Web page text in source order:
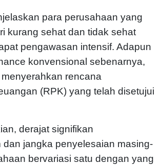
para perusahaan yang
kurang sehat dan tidak sehat
pengawasan intensif. Adapun
konvensional sebenarnya,
rencana
(RPK) yang telah disetujui
derajat signifikan
dan jangka penyelesaian masing-
bervariasi satu dengan yang